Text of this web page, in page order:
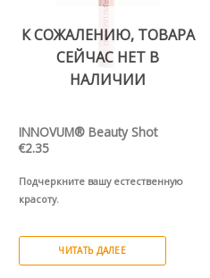
выбрать
странице
К СОЖАЛЕНИЮ, ТОВАРА
СЕЙЧАС НЕТ В
НАЛИЧИИ
INNOVUM® Beauty Shot
€2.35
Подчеркните вашу естественную
красоту.
ЧИТАТЬ ДАЛЕЕ